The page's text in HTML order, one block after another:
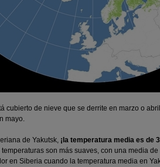
cubierto de nieve que se derrite en marzo o
mayo.
de Yakutsk, ¡la temperatura media es de
son más suaves, con una media
en Siberia cuando la temperatura media en